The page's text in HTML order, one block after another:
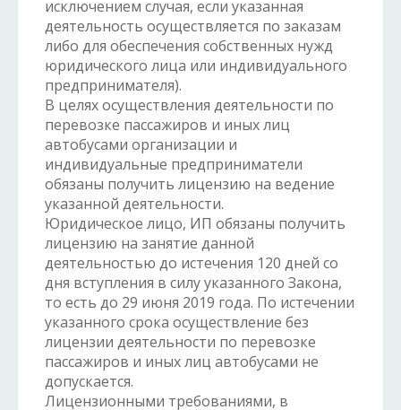
исключением случая, если указанная
деятельность осуществляется по заказам
либо для обеспечения собственных нужд
юридического лица или индивидуального
предпринимателя).
В целях осуществления деятельности по
перевозке пассажиров и иных лиц
автобусами организации и
индивидуальные предприниматели
обязаны получить лицензию на ведение
указанной деятельности.
Юридическое лицо, ИП обязаны получить
лицензию на занятие данной
деятельностью до истечения 120 дней со
дня вступления в силу указанного Закона,
то есть до 29 июня 2019 года. По истечении
указанного срока осуществление без
лицензии деятельности по перевозке
пассажиров и иных лиц автобусами не
допускается.
Лицензионными требованиями, в